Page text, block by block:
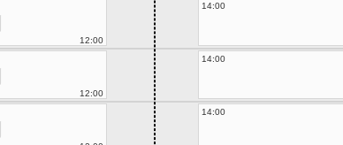
12:00
14:00
12:00
14:00
14:00